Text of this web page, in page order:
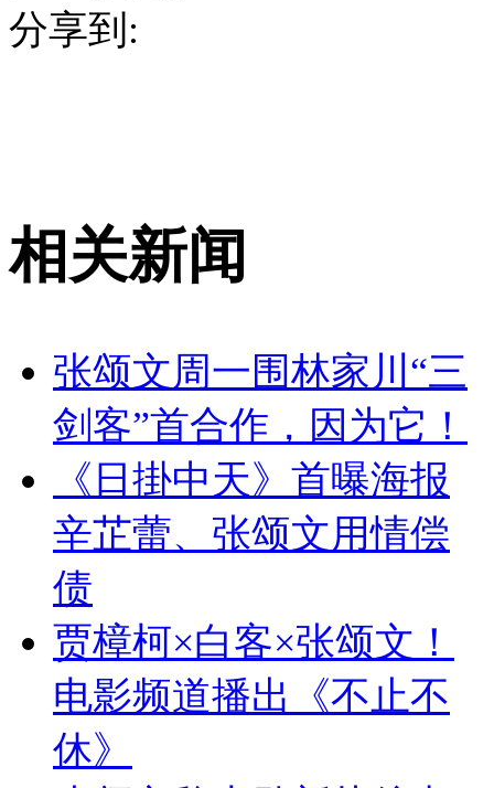
分享到:
相关新闻
张颂文周一围林家川“三
剑客”首合作，因为它！
《日掛中天》首曝海报
辛芷蕾、张颂文用情偿
债
贾樟柯×白客×张颂文！
电影频道播出《不止不
休》